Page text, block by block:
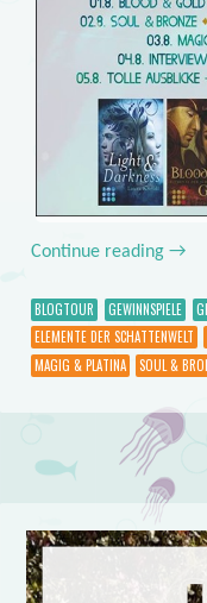
Continue reading →
BLOGTOUR GEWINNSPIELE
ELEMENTE DER SCHATTENWELT
MAGIG & PLATINA
SOUL &
Post